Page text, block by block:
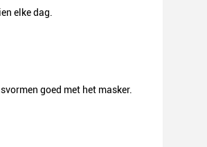
elke dag.
goed met het masker.